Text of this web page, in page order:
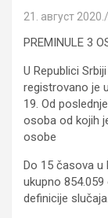
21. август 2020.
PREMINULE 3
U Republici
registrovano je
19. Od
osoba od kojih
osobe
Do 15 časova u
ukupno
definicije slučaja.